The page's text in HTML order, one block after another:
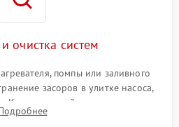
очистка систем
помпы или заливного
засоров в улитке насоса,
Компонентный ремонт платы
поврежденной проводки.